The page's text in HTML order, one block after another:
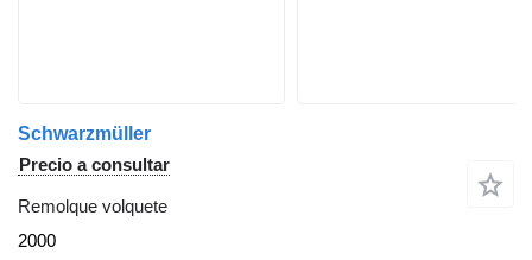
Schwarzmüller
Precio a consultar
Remolque volquete
2000